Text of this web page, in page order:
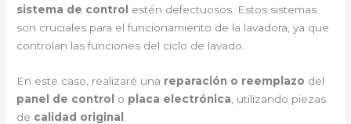
sistema de control
estén defectuosos. Estos sistemas
son cruciales para el funcionamiento de la lavadora, ya que
controlan las funciones del ciclo de lavado.
En este caso, realizaré una reparación o reemplazo del
panel de control
o placa electrónica , utilizando piezas
de calidad original